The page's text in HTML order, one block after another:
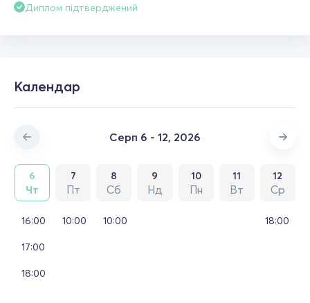
Диплом підтверджений
Календар
Серп 6 - 12, 2026
6
Чт
7
Пт
8
Сб
9
Нд
10
Пн
11
Вт
12
Ср
16:00
17:00
18:00
10:00 10:00 18:00